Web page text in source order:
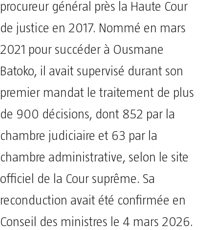
procureur général près la Haute Cour
de justice en 2017. Nommé en mars
2021 pour succéder à Ousmane
Batoko, il avait supervisé durant son
premier mandat le traitement de plus
de 900 décisions, dont 852 par la
chambre judiciaire et 63 par la
chambre administrative, selon le site
officiel de la Cour suprême. Sa
reconduction avait été confirmée en
Conseil des ministres le 4 mars 2026.